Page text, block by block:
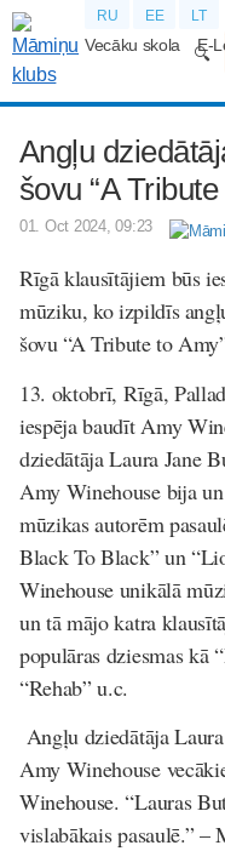
RU EE LT
Vecāku skola E-
Angļu
šovu “A
01. Oct 2024, 09:23
Rīgā klausītājiem būs
mūziku, ko izpildīs
šovu “A Tribute to
13. oktobrī, Rīgā,
iespēja baudīt Amy
dziedātāja Laura Jane
Amy Winehouse bija
mūzikas autorēm
Black To Black” un
Winehouse unikālā
un tā mājo katra
populāras dziesmas kā
“Rehab” u.c.
Angļu dziedātāja
Amy Winehouse
Winehouse. “Lauras
vislabākais pasaulē.”